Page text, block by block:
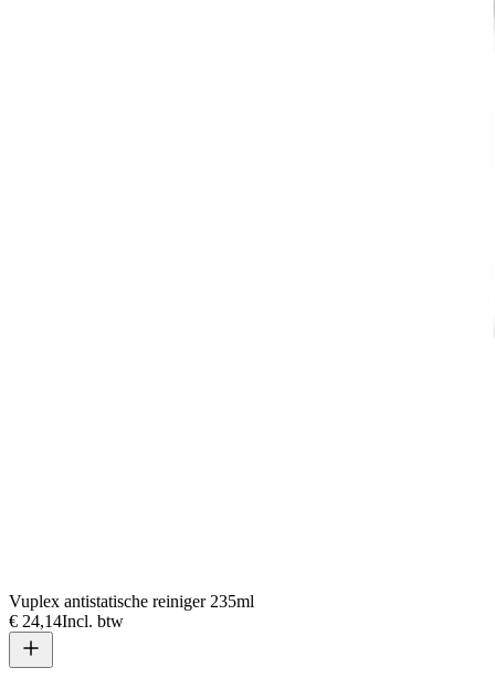
Vuplex antistatische reiniger 235ml
€ 24,14Incl. btw